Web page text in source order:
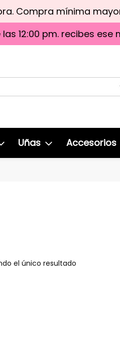
Compra mínima
12:00 pm. recibes ese
Uñas Accesorios
el único resultado